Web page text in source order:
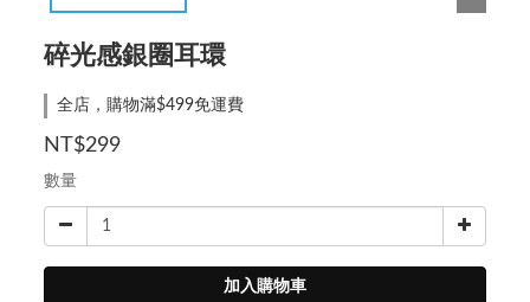
碎光感銀圈耳環
全店，購物滿$499免運費
NT$299
數量
加入購物車